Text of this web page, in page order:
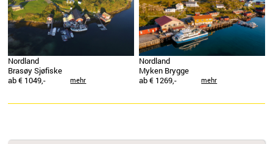
Nordland
Brasøy Sjøfiske
ab € 1049,-
mehr
Nordland
Myken Brygge
ab € 1269,-
mehr